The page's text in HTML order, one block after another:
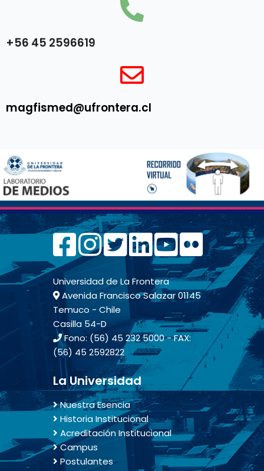
+56 45 2596619
magfismed@ufrontera.cl
Universidad de La Frontera
Avenida Francisco Salazar 01145
Temuco - Chile
Casilla 54-D
Fono: (56) 45 232 5000 - FAX:
(56) 45 2592822
La Universidad
Nuestra Esencia
Historia Institucional
Acreditación Institucional
Campus
Postulantes